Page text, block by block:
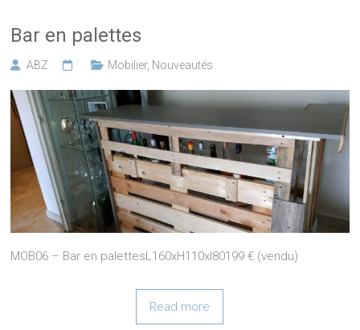
Bar en palettes
ABZ Mobilier, Nouveautés
MOB06 – Bar en palettesL160xH110xl80199 € (vendu)
Read more